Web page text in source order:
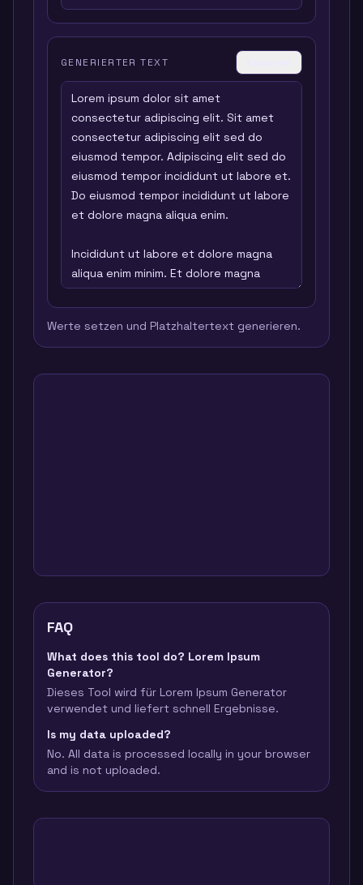
GENERIERTER TEXT
Werte setzen und Platzhaltertext generieren.
FAQ
What does this tool do? Lorem Ipsum
Generator?
Dieses Tool wird für Lorem Ipsum Generator
verwendet und liefert schnell Ergebnisse.
Is my data uploaded?
No. All data is processed locally in your browser
and is not uploaded.